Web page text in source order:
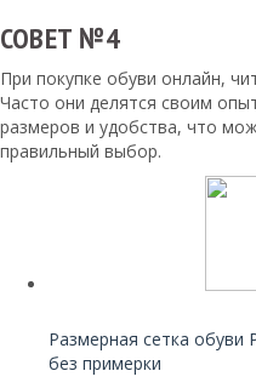
СОВЕТ №4
При покупке обуви онлайн,
Часто они делятся своим
размеров и удобства, что
правильный выбор.
Размерная сетка обуви
без примерки